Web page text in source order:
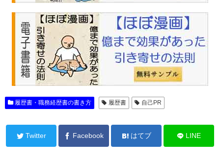
履歴書・職務経歴書の書き方 履歴書 自己PR
Twitter Facebook はてブ LINE